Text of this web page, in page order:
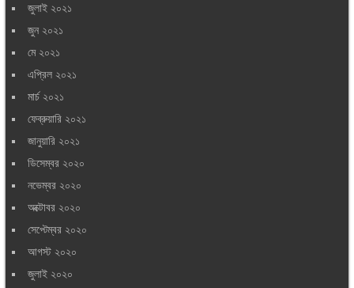
জুলাই ২০২১
জুন ২০২১
মে ২০২১
এপ্রিল ২০২১
মার্চ ২০২১
ফেব্রুয়ারি ২০২১
জানুয়ারি ২০২১
ডিসেম্বর ২০২০
নভেম্বর ২০২০
অক্টোবর ২০২০
সেপ্টেম্বর ২০২০
আগস্ট ২০২০
জুলাই ২০২০